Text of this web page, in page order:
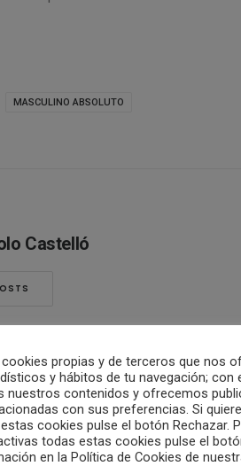
MASCULINO ABSOLUTO
Castelló
propias y de terceros que nos
y hábitos de tu navegación; con
nuestros contenidos y ofrecemos
con sus preferencias. Si quiere
cookies pulse el botón Rechazar.
todas estas cookies pulse el
en la Política de Cookies de